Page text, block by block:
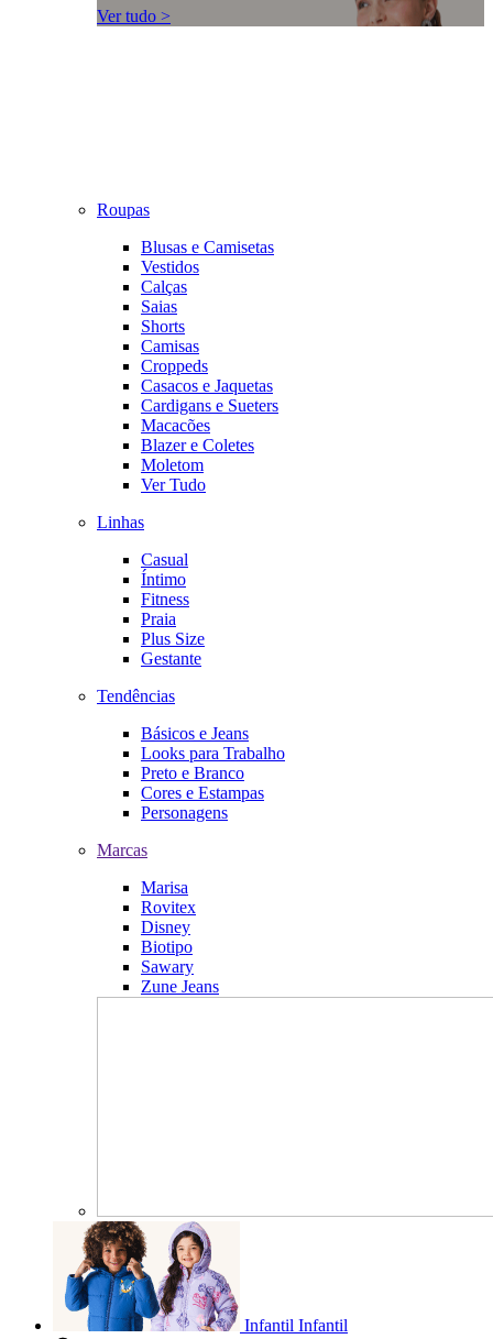
Ver tudo >
Roupas
Blusas e Camisetas
Vestidos
Calças
Saias
Shorts
Camisas
Croppeds
Casacos e Jaquetas
Cardigans e Sueters
Macacões
Blazer e Coletes
Moletom
Ver Tudo
Linhas
Casual
Íntimo
Fitness
Praia
Plus Size
Gestante
Tendências
Básicos e Jeans
Looks para Trabalho
Preto e Branco
Cores e Estampas
Personagens
Marcas
Marisa
Rovitex
Disney
Biotipo
Sawary
Zune Jeans
Infantil Infantil